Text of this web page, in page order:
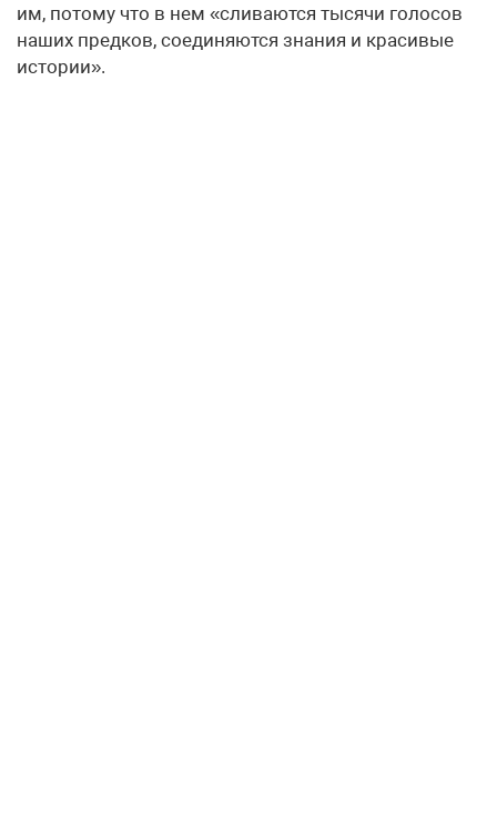
им, потому что в нем «сливаются тысячи голосов
наших предков, соединяются знания и красивые
истории».